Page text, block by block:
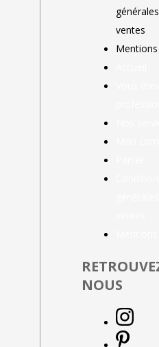
ventes
NOUS